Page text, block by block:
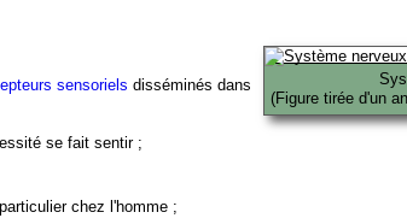
(Figure tirée d'un
sensoriels disséminés dans
se fait sentir ;
chez l'homme ;